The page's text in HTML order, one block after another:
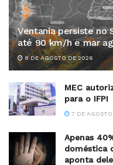
Ventania persiste no
até 90 km/h e mar
8 DE AGOSTO DE 2026
MEC
para o IFPI
7 DE
Apenas
doméstica
aponta